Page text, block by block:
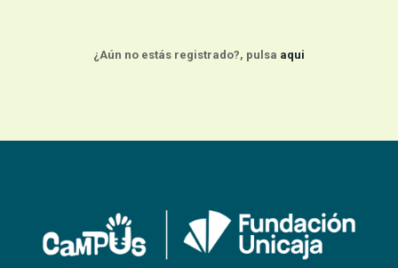
¿Aún no estás registrado?, pulsa aqui